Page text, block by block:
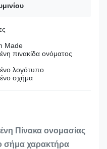
Made
πινακίδα ονόματος
λογότυπο
σχήμα
Πίνακα ονομασίας
σήμα χαρακτήρα